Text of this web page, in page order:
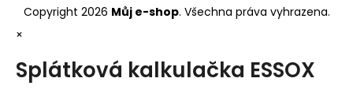
Copyright 2026 Můj e-shop. Všechna práva vyhrazena.
×
Splátková kalkulačka ESSOX